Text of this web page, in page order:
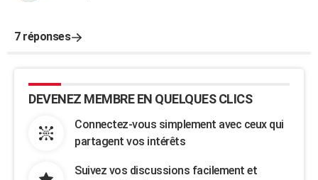
7 réponses
DEVENEZ MEMBRE EN QUELQUES CLICS
Connectez-vous simplement avec ceux qui
partagent vos intérêts
Suivez vos discussions facilement et